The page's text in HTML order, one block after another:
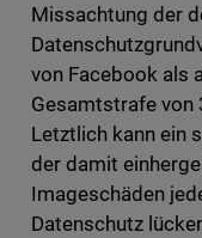
Missachtung der
von Facebook als
Gesamtstrafe von
Letztlich kann ein
der damit
Imageschäden
Datenschutz